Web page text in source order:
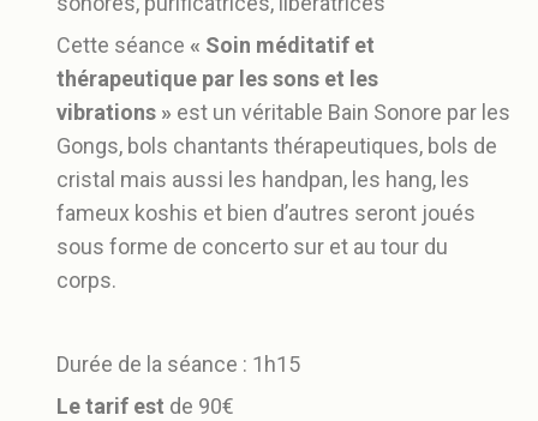
Cette séance « Soin méditatif et
thérapeutique par les sons et les
vibrations » est un véritable Bain Sonore par les
Gongs, bols chantants thérapeutiques, bols de
cristal mais aussi les handpan, les hang, les
fameux koshis et bien d’autres seront joués
sous forme de concerto sur et au tour du
corps.
Durée de la séance : 1h15
Le tarif est de 90€